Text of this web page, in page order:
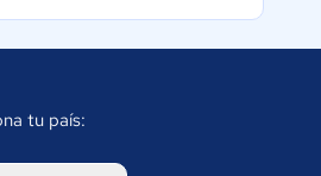
tu país: